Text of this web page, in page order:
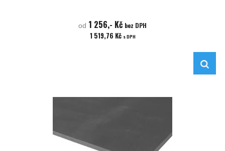
od 1 256,- Kč bez DPH
1 519,76 Kč s DPH